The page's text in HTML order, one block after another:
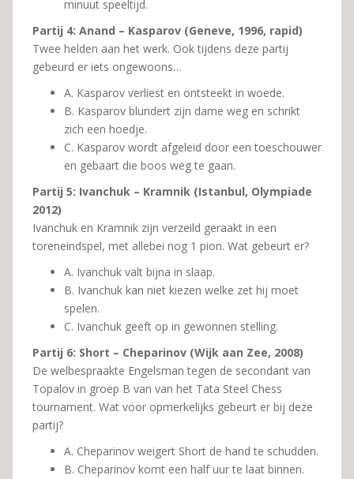
minuut speeltijd.
Partij 4: Anand – Kasparov (Geneve, 1996, rapid)
Twee helden aan het werk. Ook tijdens deze partij
gebeurd er iets ongewoons…
A. Kasparov verliest en ontsteekt in woede.
B. Kasparov blundert zijn dame weg en schrikt
zich een hoedje.
C. Kasparov wordt afgeleid door een toeschouwer
en gebaart die boos weg te gaan.
Partij 5: Ivanchuk – Kramnik (Istanbul, Olympiade
2012)
Ivanchuk en Kramnik zijn verzeild geraakt in een
toreneindspel, met allebei nog 1 pion. Wat gebeurt er?
A. Ivanchuk valt bijna in slaap.
B. Ivanchuk kan niet kiezen welke zet hij moet
spelen.
C. Ivanchuk geeft op in gewonnen stelling.
Partij 6: Short – Cheparinov (Wijk aan Zee, 2008)
De welbespraakte Engelsman tegen de secondant van
Topalov in groep B van van het Tata Steel Chess
tournament. Wat voor opmerkelijks gebeurt er bij deze
partij?
A. Cheparinov weigert Short de hand te schudden.
B. Cheparinov komt een half uur te laat binnen.